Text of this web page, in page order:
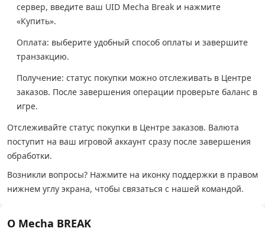
сервер, введите ваш UID Mecha Break и нажмите
«Купить».
Оплата: выберите удобный способ оплаты и завершите
транзакцию.
Получение: статус покупки можно отслеживать в Центре
заказов. После завершения операции проверьте баланс в
игре.
Отслеживайте статус покупки в Центре заказов. Валюта
поступит на ваш игровой аккаунт сразу после завершения
обработки.
Возникли вопросы? Нажмите на иконку поддержки в правом
нижнем углу экрана, чтобы связаться с нашей командой.
О Mecha BREAK